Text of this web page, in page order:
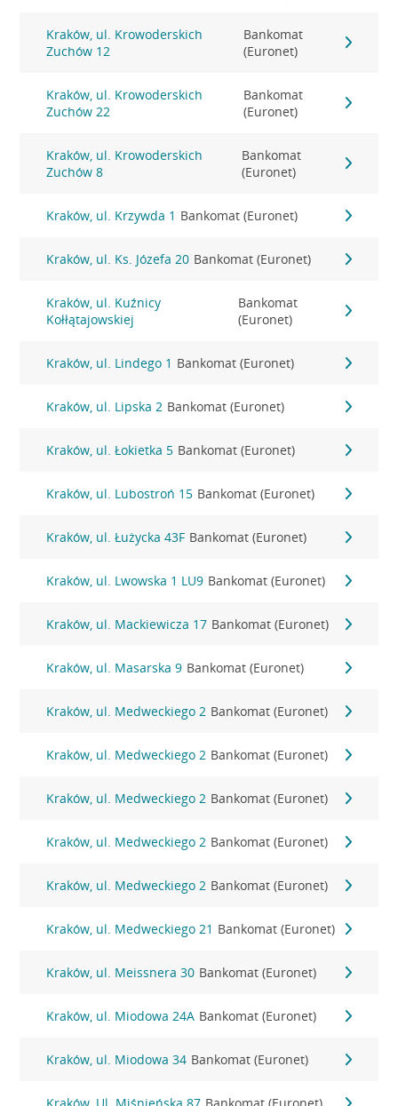
Kraków, ul. Krowoderskich
Zuchów 12
Bankomat
(Euronet)
Kraków, ul. Krowoderskich
Zuchów 22
Bankomat
(Euronet)
Kraków, ul. Krowoderskich
Zuchów 8
Bankomat
(Euronet)
Kraków, ul. Krzywda 1 Bankomat (Euronet)
Kraków, ul. Ks. Józefa 20 Bankomat (Euronet)
Kraków, ul. Kuźnicy
Kołłątajowskiej
Bankomat
(Euronet)
Kraków, ul. Lindego 1 Bankomat (Euronet)
Kraków, ul. Lipska 2 Bankomat (Euronet)
Kraków, ul. Łokietka 5 Bankomat (Euronet)
Kraków, ul. Lubostroń 15 Bankomat (Euronet)
Kraków, ul. Łużycka 43F Bankomat (Euronet)
Kraków, ul. Lwowska 1 LU9 Bankomat (Euronet)
Kraków, ul. Mackiewicza 17 Bankomat (Euronet)
Kraków, ul. Masarska 9 Bankomat (Euronet)
Kraków, ul. Medweckiego 2 Bankomat (Euronet)
Kraków, ul. Medweckiego 2 Bankomat (Euronet)
Kraków, ul. Medweckiego 2 Bankomat (Euronet)
Kraków, ul. Medweckiego 2 Bankomat (Euronet)
Kraków, ul. Medweckiego 2 Bankomat (Euronet)
Kraków, ul. Medweckiego 21 Bankomat (Euronet)
Kraków, ul. Meissnera 30 Bankomat (Euronet)
Kraków, ul. Miodowa 24A Bankomat (Euronet)
Kraków, ul. Miodowa 34 Bankomat (Euronet)